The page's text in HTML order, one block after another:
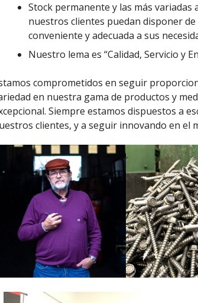
Stock permanente y las más
nuestros clientes puedan disponer
conveniente y adecuada a sus
Nuestro lema es “Calidad, Servicio y
comprometidos en seguir
en nuestra gama de productos y
Siempre estamos dispuestos a
clientes, y a seguir innovando en el